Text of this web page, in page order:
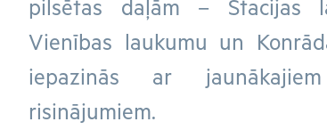
pilsētas daļām – Stacijas
Vienības laukumu un
iepazinās ar
risinājumiem.